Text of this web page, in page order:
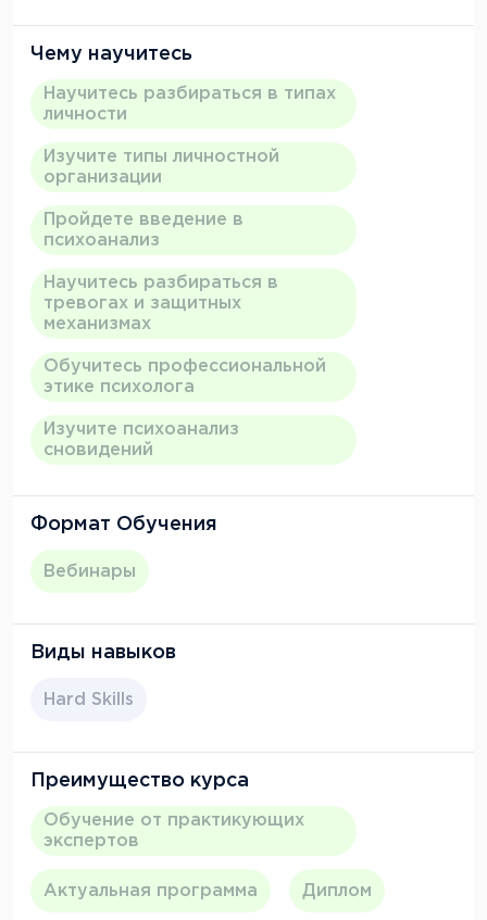
Чему научитесь
Научитесь разбираться в типах
личности
Изучите типы личностной
организации
Пройдете введение в
психоанализ
Научитесь разбираться в
тревогах и защитных
механизмах
Обучитесь профессиональной
этике психолога
Изучите психоанализ
сновидений
Формат Обучения
Вебинары
Виды навыков
Hard Skills
Преимущество курса
Обучение от практикующих
экспертов
Актуальная программа Диплом